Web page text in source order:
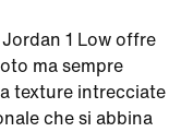
1 Low offre
ma sempre
texture intrecciate
che si abbina